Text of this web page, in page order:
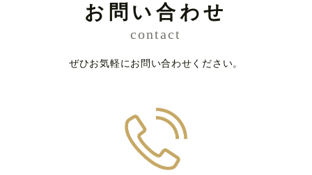
お問い合わせ
contact
ぜひお気軽にお問い合わせください。